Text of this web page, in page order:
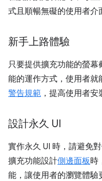
式且順暢無礙的使用者介
新手上路體驗
只要提供擴充功能的螢
能的運作方式，使用者
警告規範 ，提高使用者安
設計永久 UI
實作永久 UI 時，請避免
擴充功能設計側邊面板時
能，讓使用者的瀏覽體